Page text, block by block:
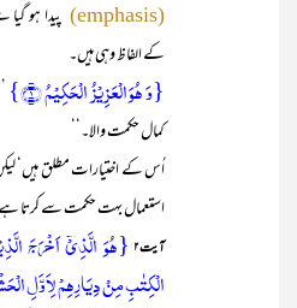
(emphasis)
پیدا ہو
کے الفاظ وہی ہیں۔
{وَ ہُوَ الۡعَزِیۡزُ الۡحَکِیۡمُ ﴿۱﴾}
کمال حکمت والا۔‘‘
اُس کے اختیارات مطلق ہیں‘
استعمال بہت حکمت سے کرتا
آیت۲ {ہُوَ الَّذِیۡۤ اَخۡرَجَ
الۡکِتٰبِ مِنۡ دِیَارِہِمۡ لِاَوَّلِ